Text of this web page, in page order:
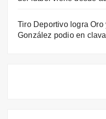
Tiro Deportivo logra
González podio en